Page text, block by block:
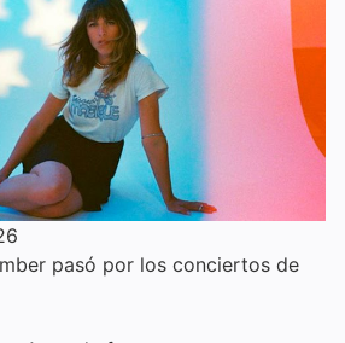
pasó por los conciertos de